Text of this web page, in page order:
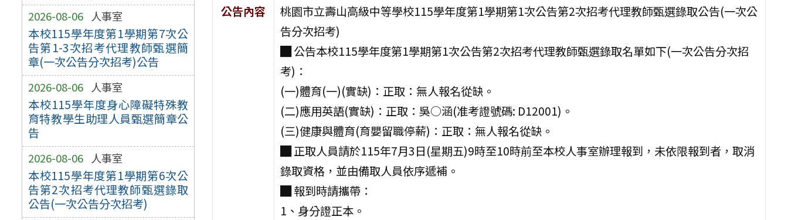
2026-08-06 人事室
本校115學年度第1學期第7次公
告第1-3次招考代理教師甄選簡
章(一次公告分次招考)公告
2026-08-06 人事室
本校115學年度身心障礙特殊教
育特教學生助理人員甄選簡章公
告
2026-08-06 人事室
本校115學年度第1學期第6次公
告第2次招考代理教師甄選錄取
公告(一次公告分次招考)
公告內容
桃園市立壽山高級中等學校115學年度第1學期第1次公告第2次招考代理教師甄選錄取公告(一次公
告分次招考)
█ 公告本校115學年度第1學期第1次公告第2次招考代理教師甄選錄取名單如下(一次公告分次招
考)：
(一)體育(一)(實缺)：正取：無人報名從缺。
(二)應用英語(實缺)：正取：吳○涵(准考證號碼: D12001)。
(三)健康與體育(育嬰留職停薪)：正取：無人報名從缺。
█ 正取人員請於115年7月3日(星期五)9時至10時前至本校人事室辦理報到，未依限報到者，取消
錄取資格，並由備取人員依序遞補。
█ 報到時請攜帶：
1、身分證正本。